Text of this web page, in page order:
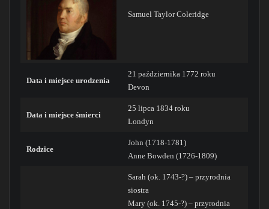
Samuel Taylor Coleridge
Data i miejsce urodzenia
21 października 1772 roku
Devon
Data i miejsce śmierci
25 lipca 1834 roku
Londyn
Rodzice
John (1718-1781)
Anne Bowden (1726-1809)
Sarah (ok. 1743-?) – przyrodnia
siostra
Mary (ok. 1745-?) – przyrodnia